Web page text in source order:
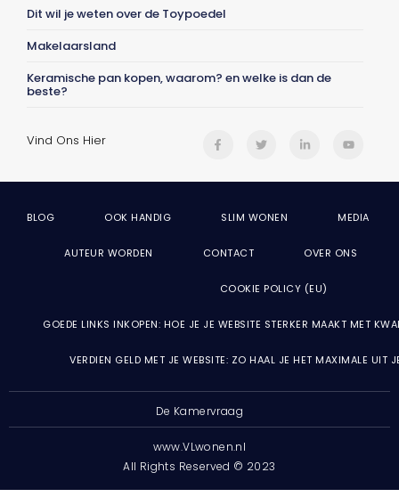
Dit wil je weten over de Toypoedel
Makelaarsland
Keramische pan kopen, waarom? en welke is dan de
beste?
Vind Ons Hier
BLOG OOK HANDIG SLIM WONEN MEDIA
AUTEUR WORDEN CONTACT OVER ONS
COOKIE POLICY (EU)
GOEDE LINKS INKOPEN: HOE JE JE WEBSITE STERKER MAAKT MET
VERDIEN GELD MET JE WEBSITE: ZO HAAL JE HET MAXIMALE UIT
De Kamervraag
www.VLwonen.nl
All Rights Reserved © 2023